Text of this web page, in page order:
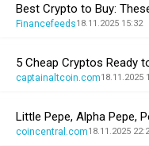
Best Crypto to Buy:
Financefeeds18.11.2025 15:32
5 Cheap Cryptos Ready
captainaltcoin.com18.11.2025
Little Pepe, Alpha Pepe,
coincentral.com18.11.2025